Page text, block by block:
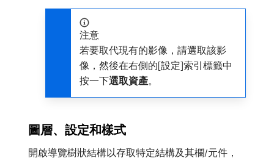
注意
若要取代現有的影像，請選取該影
像，然後在右側的[設定]索引標籤中
按一下​選取資產。
圖層、設定和樣式
開啟導覽樹狀結構以存取特定結構及其欄/元件，